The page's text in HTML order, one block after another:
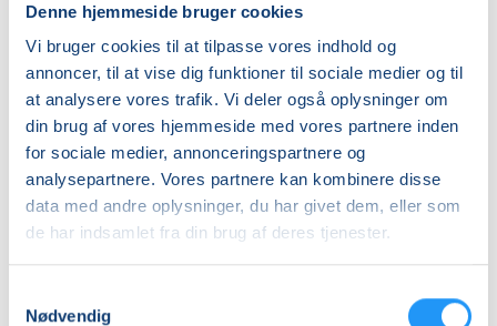
Denne hjemmeside bruger cookies
Vi bruger cookies til at tilpasse vores indhold og
annoncer, til at vise dig funktioner til sociale medier og til
at analysere vores trafik. Vi deler også oplysninger om
din brug af vores hjemmeside med vores partnere inden
for sociale medier, annonceringspartnere og
analysepartnere. Vores partnere kan kombinere disse
data med andre oplysninger, du har givet dem, eller som
de har indsamlet fra din brug af deres tjenester.
Nødvendig
20mødegange
Adresse
MK Fysioterapi, Langes Gård 12, 2. sal t.h., 4200,
Slagelse (Motionslokalet)
Se på kort
Praktiske oplysninger
Mødegange